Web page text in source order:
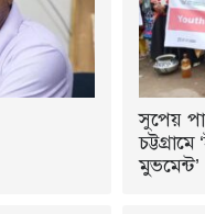
সুপেয়
মুভমেন্ট’